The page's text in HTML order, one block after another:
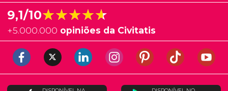
9,1/10★★★★★
★★★★★
+5.000.000 opiniões da Civitatis